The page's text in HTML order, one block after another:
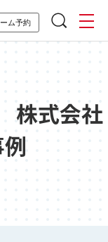
ム予約
株式会社